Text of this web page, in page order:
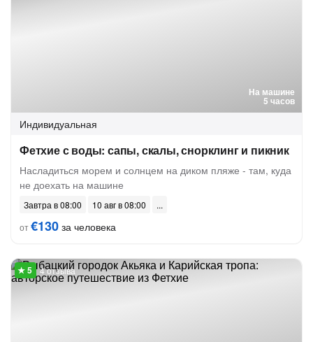
На машине
5 часов
Индивидуальная
Фетхие с воды: сапы, скалы, снорклинг и пикник
Насладиться морем и солнцем на диком пляже - там, куда
не доехать на машине
Завтра в 08:00
10 авг в 08:00
от€130 за человека
4 отзыва